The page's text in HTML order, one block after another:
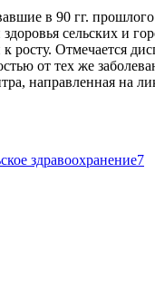
в 90 гг.
сельских и
росту. Отмечается
от тех же
направленная на
здравоохранение7